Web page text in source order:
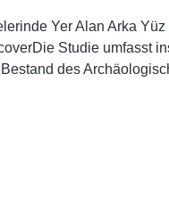
Yer Alan Arka
Studie umfasst
des